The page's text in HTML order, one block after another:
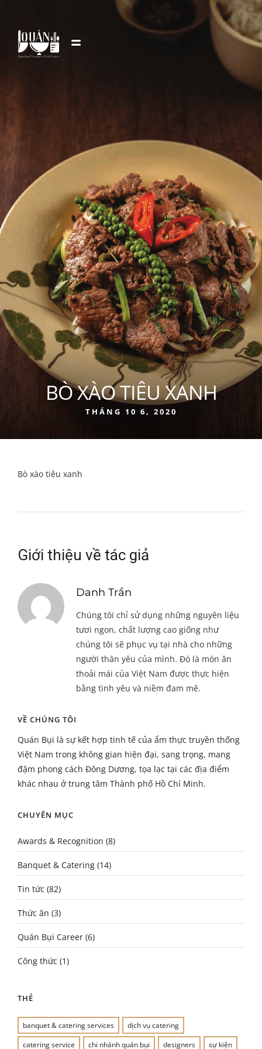
BÒ XÀO TIÊU XANH
THÁNG 10 6, 2020
Bò xào tiêu xanh
Giới thiệu về tác giả
Danh Trần
Chúng tôi chỉ sử dụng những nguyên liệu
tươi ngon, chất lượng cao giống như
chúng tôi sẽ phục vụ tại nhà cho những
người thân yêu của mình. Đó là món ăn
thoải mái của Việt Nam được thực hiện
bằng tình yêu và niềm đam mê.
VỀ CHÚNG TÔI
Quán Bụi là sự kết hợp tinh tế của ẩm thực truyền thống
Việt Nam trong không gian hiện đại, sang trọng, mang
đậm phong cách Đông Dương, tọa lạc tại các địa điểm
khác nhau ở trung tâm Thành phố Hồ Chí Minh.
CHUYÊN MỤC
Awards & Recognition (8)
Banquet & Catering (14)
Tin tức (82)
Thức ăn (3)
Quán Bụi Career (6)
Công thức (1)
THẺ
banquet & catering services
dịch vụ catering
catering service
chi nhánh quán bụi designers sự kiện